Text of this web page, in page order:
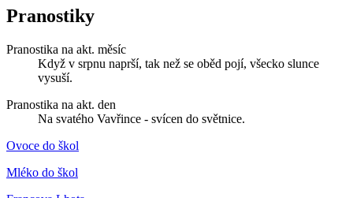
Pranostiky
Pranostika na akt. měsíc
Když v srpnu naprší, tak než se oběd pojí, všecko slunce
vysuší.
Pranostika na akt. den
Na svatého Vavřince - svícen do světnice.
Ovoce do škol
Mléko do škol